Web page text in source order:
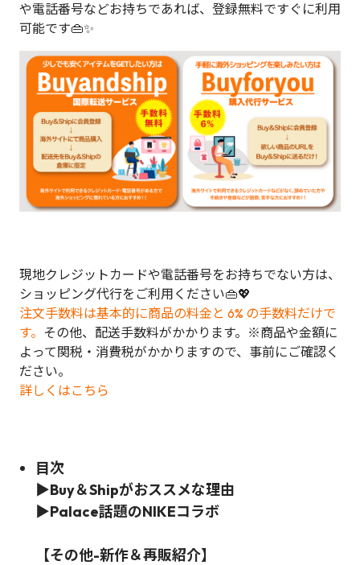
や電話番号などお持ちであれば、登録無料ですぐに利用
可能です👜✨
現地クレジットカードや電話番号をお持ちでない方は、
ショッピング代行をご利用ください👜💖
注文手数料は基本的に商品の料金と 6% の手数料だけで
す。 その他、配送手数料がかかります。※商品や金額に
よって関税・消費税がかかりますので、事前にご確認く
ださい。
詳しくはこちら
目次
▶Buy＆Shipがおススメな理由
▶Palace話題のNIKEコラボ
【その他-新作＆再販紹介】